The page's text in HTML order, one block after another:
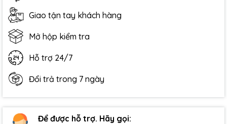
Giao tận tay khách hàng
Mở hộp kiểm tra
Hỗ trợ 24/7
Đổi trả trong 7 ngày
Để được hỗ trợ. Hãy gọi: